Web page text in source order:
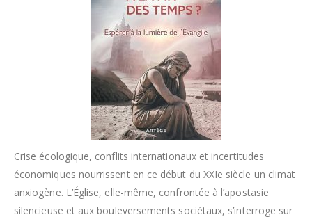
Crise écologique, conflits internationaux et incertitudes
économiques nourrissent en ce début du XXIe siècle un climat
anxiogène. L’Église, elle-même, confrontée à l’apostasie
silencieuse et aux bouleversements sociétaux, s’interroge sur